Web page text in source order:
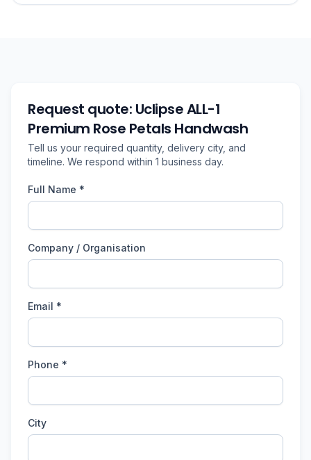
Request quote: Uclipse ALL-1
Premium Rose Petals Handwash
Tell us your required quantity, delivery city, and
timeline. We respond within 1 business day.
Full Name *
Company / Organisation
Email *
Phone *
City